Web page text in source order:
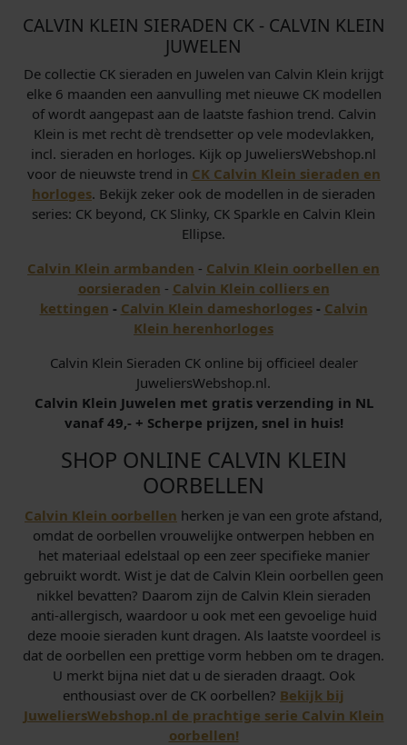
CALVIN KLEIN SIERADEN CK - CALVIN KLEIN
JUWELEN
De collectie CK sieraden en Juwelen van Calvin Klein krijgt
elke 6 maanden een aanvulling met nieuwe CK modellen
of wordt aangepast aan de laatste fashion trend. Calvin
Klein is met recht dè trendsetter op vele modevlakken,
incl. sieraden en horloges. Kijk op JuweliersWebshop.nl
voor de nieuwste trend in CK Calvin Klein sieraden en
horloges. Bekijk zeker ook de modellen in de sieraden
series: CK beyond, CK Slinky, CK Sparkle en Calvin Klein
Ellipse.
Calvin Klein armbanden - Calvin Klein oorbellen en
oorsieraden - Calvin Klein colliers en
kettingen - Calvin Klein dameshorloges- Calvin
Klein herenhorloges
Calvin Klein Sieraden CK online bij officieel dealer
JuweliersWebshop.nl.
Calvin Klein Juwelen met gratis verzending in NL
vanaf 49,- + Scherpe prijzen, snel in huis!
SHOP ONLINE CALVIN KLEIN
OORBELLEN
Calvin Klein oorbellen herken je van een grote afstand,
omdat de oorbellen vrouwelijke ontwerpen hebben en
het materiaal edelstaal op een zeer specifieke manier
gebruikt wordt. Wist je dat de Calvin Klein oorbellen geen
nikkel bevatten? Daarom zijn de Calvin Klein sieraden
anti-allergisch, waardoor u ook met een gevoelige huid
deze mooie sieraden kunt dragen. Als laatste voordeel is
dat de oorbellen een prettige vorm hebben om te dragen.
U merkt bijna niet dat u de sieraden draagt. Ook
enthousiast over de CK oorbellen? Bekijk bij
JuweliersWebshop.nl de prachtige serie Calvin Klein
oorbellen!